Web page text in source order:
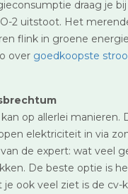
draag je
2 uitstoot. Het
flink in groene
over goedkoopste
op allerlei manieren.
elektriciteit in via
de expert: wat veel
De beste optie is
je ook veel ziet is de cv-